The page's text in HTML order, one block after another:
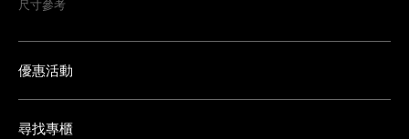
尺寸參考
優惠活動
尋找專櫃